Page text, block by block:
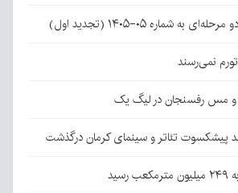
شماره ۰۵-۱۴۰۵ (تجدید اول)
تورم نمی‌رسند
و مس رفسنجان در لیگ یک
پیشکسوت تئاتر و سینمای کرمان درگذشت